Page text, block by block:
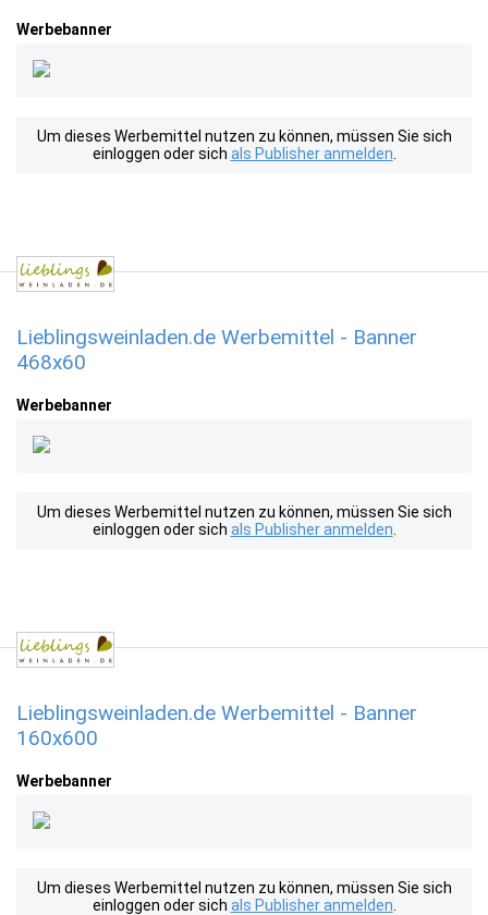
Werbebanner
Um dieses Werbemittel nutzen zu können, müssen Sie sich
einloggen oder sich als Publisher anmelden
Lieblingsweinladen.de Werbemittel - Banner
468x60
Werbebanner
Um dieses Werbemittel nutzen zu können, müssen Sie sich
einloggen oder sich als Publisher anmelden
Lieblingsweinladen.de Werbemittel - Banner
160x600
Werbebanner
Um dieses Werbemittel nutzen zu können, müssen Sie sich
einloggen oder sich als Publisher anmelden